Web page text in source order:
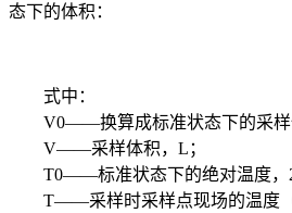
态下的体积：
式中：
V0——换算成标准状态下的采样
V——采样体积，L；
T0——标准状态下的绝对温度，
T——采样时采样点现场的温度（t